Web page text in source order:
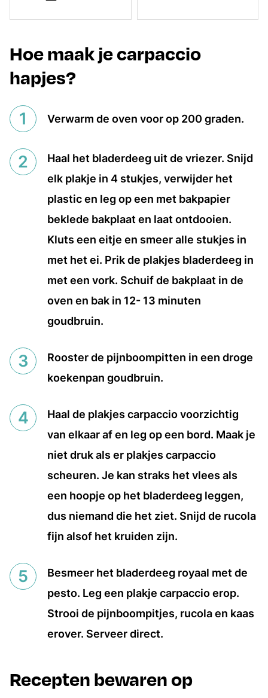
Hoe maak je carpaccio
hapjes?
Verwarm de oven voor op 200 graden.
Haal het bladerdeeg uit de vriezer. Snijd
elk plakje in 4 stukjes, verwijder het
plastic en leg op een met bakpapier
beklede bakplaat en laat ontdooien.
Kluts een eitje en smeer alle stukjes in
met het ei. Prik de plakjes bladerdeeg in
met een vork. Schuif de bakplaat in de
oven en bak in 12- 13 minuten
goudbruin.
Rooster de pijnboompitten in een droge
koekenpan goudbruin.
Haal de plakjes carpaccio voorzichtig
van elkaar af en leg op een bord. Maak je
niet druk als er plakjes carpaccio
scheuren. Je kan straks het vlees als
een hoopje op het bladerdeeg leggen,
dus niemand die het ziet. Snijd de rucola
fijn alsof het kruiden zijn.
Besmeer het bladerdeeg royaal met de
pesto. Leg een plakje carpaccio erop.
Strooi de pijnboompitjes, rucola en kaas
erover. Serveer direct.
Recepten bewaren op